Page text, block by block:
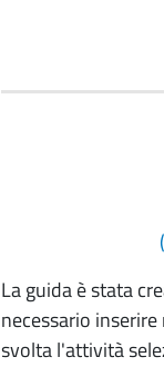
La guida è stata
necessario
svolta l'attività